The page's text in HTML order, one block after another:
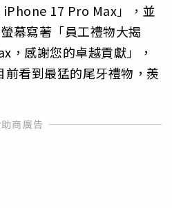
17 Pro Max」，並
幕寫著「員工禮物大揭
，感謝您的卓越貢獻」，
看到最猛的尾牙禮物，羨